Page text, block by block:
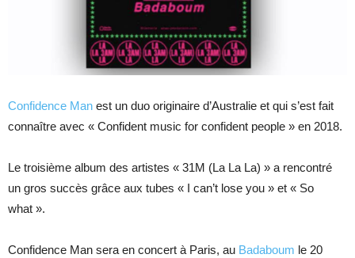
Confidence Man est un duo originaire d’Australie et qui s’est fait
connaître avec « Confident music for confident people » en 2018.
Le troisième album des artistes « 31M (La La La) » a rencontré
un gros succès grâce aux tubes « I can’t lose you » et « So
what ».
Confidence Man sera en concert à Paris, au Badaboum le 20